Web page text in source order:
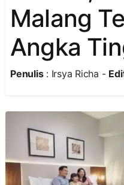
Malang
Angka
Penulis: Irsya Richa -